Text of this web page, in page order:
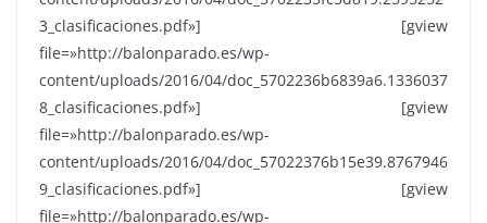
3_clasificaciones.pdf»] [gview
file=»http://balonparado.es/wp-
content/uploads/2016/04/doc_5702236b6839a6.1336037
8_clasificaciones.pdf»] [gview
file=»http://balonparado.es/wp-
content/uploads/2016/04/doc_57022376b15e39.8767946
9_clasificaciones.pdf»] [gview
file=»http://balonparado.es/wp-